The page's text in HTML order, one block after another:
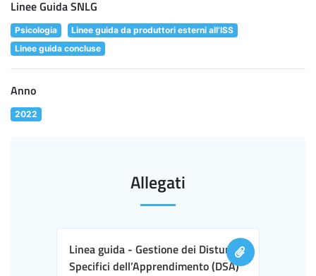
Linee Guida SNLG
Psicologia
Linee guida da produttori esterni all’ISS
Linee guida concluse
Anno
2022
Allegati
Linea guida - Gestione dei Disturbi
Specifici dell’Apprendimento (DSA)